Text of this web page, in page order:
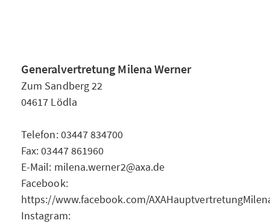
Generalvertretung Milena Werner
Zum Sandberg 22
04617 Lödla
Telefon: 03447 834700
Fax: 03447 861960
E-Mail: milena.werner2@axa.de
Facebook:
https://www.facebook.com/
Instagram: